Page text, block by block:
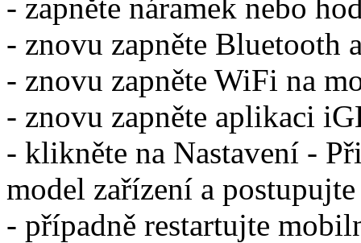
- zapněte náramek nebo
- znovu zapněte Bluetooth
- znovu zapněte WiFi na
- znovu zapněte aplikaci
- klikněte na Nastavení -
model zařízení a
- případně restartujte